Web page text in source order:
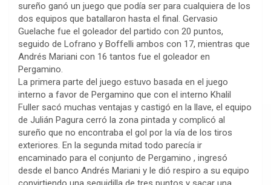
sureño ganó un juego que podía ser para cualquiera de los
dos equipos que batallaron hasta el final. Gervasio
Guelache fue el goleador del partido con 20 puntos,
seguido de Lofrano y Boffelli ambos con 17, mientras que
Andrés Mariani con 16 tantos fue el goleador en
Pergamino.
La primera parte del juego estuvo basada en el juego
interno a favor de Pergamino que con el interno Khalil
Fuller sacó muchas ventajas y castigó en la llave, el equipo
de Julián Pagura cerró la zona pintada y complicó al
sureño que no encontraba el gol por la vía de los tiros
exteriores. En la segunda mitad todo parecía ir
encaminado para el conjunto de Pergamino , ingresó
desde el banco Andrés Mariani y le dió respiro a su equipo